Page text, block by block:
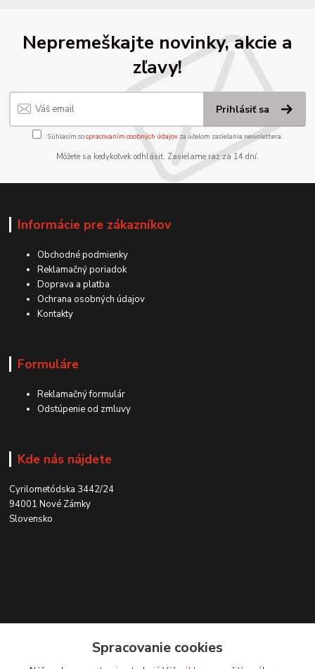
Nepremeškajte novinky, akcie a
zľavy!
Prihlásiť sa
Súhlasím sospracovaním osobných údajov za účelom zasielania newslettera.
Môžete sa kedykoľvek odhlásiť. Zasielame raz za 14 dní.
Informácie pre zákazníkov
Obchodné podmienky
Reklamačný poriadok
Doprava a platba
Ochrana osobných údajov
Kontakty
Formuláre
Reklamačný formulár
Odstúpenie od zmluvy
Kde nás nájdete
Cyrilometódska 3442/24
94001 Nové Zámky
Slovensko
0915 707 737
Spracovanie cookies